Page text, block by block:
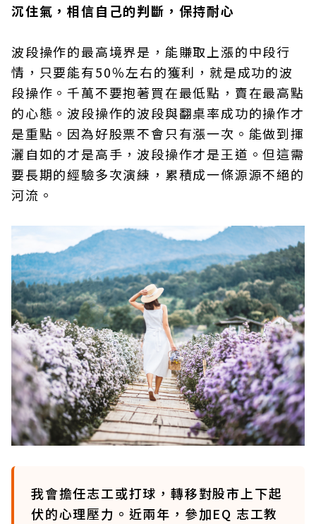
沉住氣，相信自己的判斷，保持耐心
波段操作的最高境界是，能賺取上漲的中段行
情，只要能有50％左右的獲利，就是成功的波
段操作。千萬不要抱著買在最低點，賣在最高點
的心態。波段操作的波段與翻桌率成功的操作才
是重點。因為好股票不會只有漲一次。能做到揮
灑自如的才是高手，波段操作才是王道。但這需
要長期的經驗多次演練，累積成一條源源不絕的
河流。
我會擔任志工或打球，轉移對股市上下起
伏的心理壓力。近兩年，參加EQ 志工教